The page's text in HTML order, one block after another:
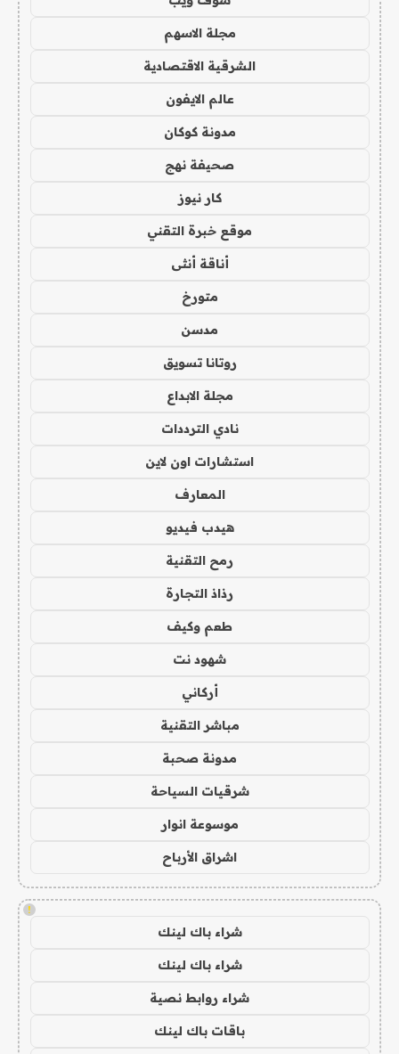
مجلة الاسهم
الشرقية الاقتصادية
عالم الايفون
مدونة كوكان
صحيفة نهج
كار نيوز
موقع خبرة التقني
أناقة أنثى
متورخ
مدسن
روتانا تسويق
مجلة الابداع
نادي الترددات
استشارات اون لاين
المعارف
هيدب فيديو
رمح التقنية
رذاذ التجارة
طعم وكيف
شهود نت
أركاني
مباشر التقنية
مدونة صحبة
شرقيات السياحة
موسوعة انوار
اشراق الأرباح
!
شراء باك لينك
شراء باك لينك
شراء روابط نصية
باقات باك لينك